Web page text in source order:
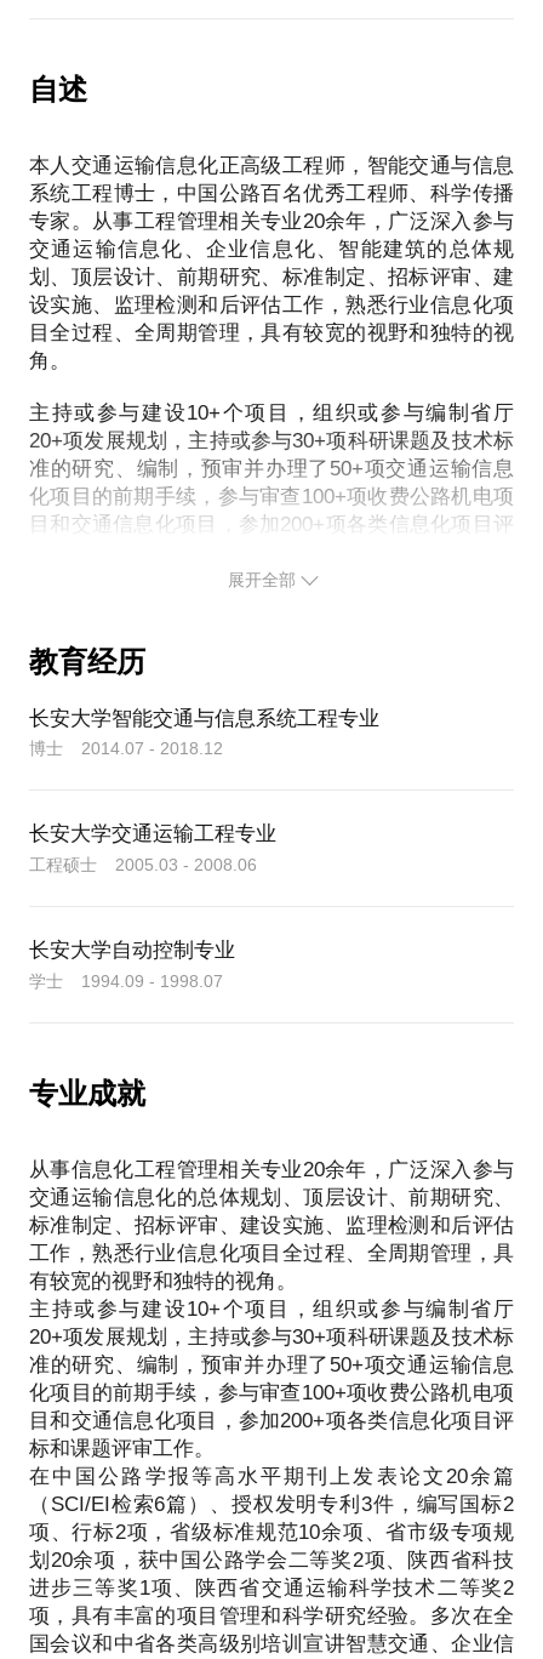
该继续深造；2.毕业就业如何选择城市、行业、职
业、岗位；3.如何全面测评自已，扬长避短，做好储
何选择跳槽时机，跳槽的正确姿势是什么……
好的职业发展不能凭空而来，准备自己就是准备未
来。希望你我互动，为您立一盏指路明灯，更好规划
好个人职业发展规划，脚踏实地而又快速地实现自己
梦想！了解自己，熟悉现状，规划未来！成功就在眼
前！
专业互联网技术出身，20年互联网从业经验，中组部
会、鲁班教育的核心讲师。在传统行业+互联网方面
有着资深背景和深入思考，深入了解智慧企业实施的
痛点，拥有企业信息化规划、设计、建造、监理、检
测、验收、后评估等全流程经验，希望可以帮助广大
省科技项目、建设项目评审专家，陕西省综合评审评
标专家等多个政府部门专家，将以评标专家和投标人
享，帮助大家少走弯路，快速成长。只为有效避免废
自述
本人交通运输信息化正高级工程师，智能交通与信息
系统工程博士，中国公路百名优秀工程师、科学传播
专家。从事工程管理相关专业20余年，广泛深入参与
交通运输信息化、企业信息化、智能建筑的总体规
划、顶层设计、前期研究、标准制定、招标评审、建
设实施、监理检测和后评估工作，熟悉行业信息化项
目全过程、全周期管理，具有较宽的视野和独特的视
角。
主持或参与建设10+个项目，组织或参与编制省厅
20+项发展规划，主持或参与30+项科研课题及技术标
准的研究、编制，预审并办理了50+项交通运输信息
化项目的前期手续，参与审查100+项收费公路机电项
目和交通信息化项目，参加200+项各类信息化项目评
外导师和兼职教授等；国家智能运输系统和通信导航
传播专家；交通运输工程学报、吉林大学学报等6个高
水平期刊、学术平台审稿人，亚太交通运输工程期刊
交通专业委员会委员等；交通运输部交通运输行业信
息化和科技项目评审专家库专家、陕西省综合评标评
专家等；具有咨询师、招标师、一级建造师、公路工
程监理工程师和质量检测工程师（执）职业资格等5项
展开全部
教育经历
长安大学智能交通与信息系统工程专业
博士 2014.07 - 2018.12
长安大学交通运输工程专业
工程硕士 2005.03 - 2008.06
长安大学自动控制专业
学士 1994.09 - 1998.07
专业成就
从事信息化工程管理相关专业20余年，广泛深入参与
交通运输信息化的总体规划、顶层设计、前期研究、
标准制定、招标评审、建设实施、监理检测和后评估
工作，熟悉行业信息化项目全过程、全周期管理，具
有较宽的视野和独特的视角。
主持或参与建设10+个项目，组织或参与编制省厅
20+项发展规划，主持或参与30+项科研课题及技术标
准的研究、编制，预审并办理了50+项交通运输信息
化项目的前期手续，参与审查100+项收费公路机电项
目和交通信息化项目，参加200+项各类信息化项目评
标和课题评审工作。
在中国公路学报等高水平期刊上发表论文20余篇
（SCI/EI检索6篇）、授权发明专利3件，编写国标2
项、行标2项，省级标准规范10余项、省市级专项规
划20余项，获中国公路学会二等奖2项、陕西省科技
进步三等奖1项、陕西省交通运输科学技术二等奖2
项，具有丰富的项目管理和科学研究经验。多次在全
国会议和中省各类高级别培训宣讲智慧交通、企业信